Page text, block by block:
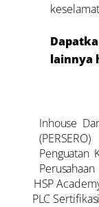
lainnya
Inhouse
Penguatan
Perusahaan
HSP
PLC